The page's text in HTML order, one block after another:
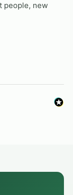
people, new